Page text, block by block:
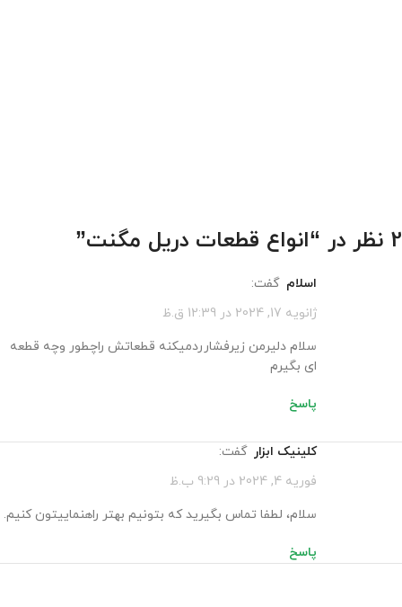
2 نظر در “ انواع قطعات دریل مگنت”
اسلام گفت:
ژانویه 17, 2024 در 12:39 ق.ظ
سلام دلیرمن زیرفشارردمیکنه قطعاتش راچطور وچه قطعه
ای بگیرم
پاسخ
کلینیک ابزار گفت:
فوریه 4, 2024 در 9:29 ب.ظ
سلام، لطفا تماس بگیرید که بتونیم بهتر راهنماییتون کنیم.
پاسخ